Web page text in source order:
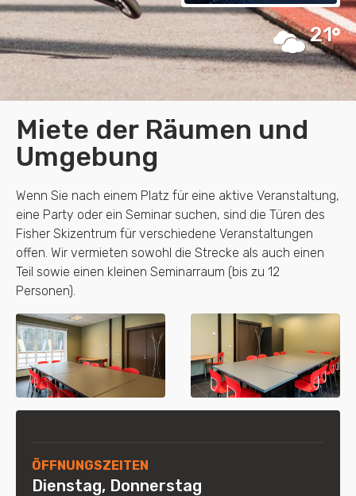
21
Miete der Räumen und
Umgebung
Wenn Sie nach einem Platz für eine aktive Veranstaltung,
eine Party oder ein Seminar suchen, sind die Türen des
Fisher Skizentrum für verschiedene Veranstaltungen
offen. Wir vermieten sowohl die Strecke als auch einen
Teil sowie einen kleinen Seminarraum (bis zu 12
Personen).
ÖFFNUNGSZEITEN
Dienstag, Donnerstag